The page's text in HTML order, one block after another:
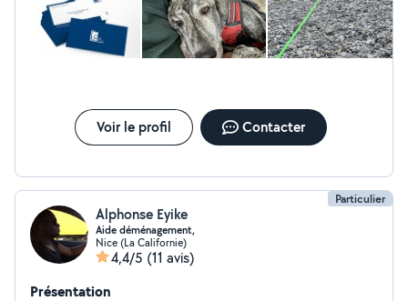
Voir le profil Contacter
Particulier
Alphonse Eyike
Aide déménagement,
Nice (La Californie)
4,4/5 (11 avis)
Présentation